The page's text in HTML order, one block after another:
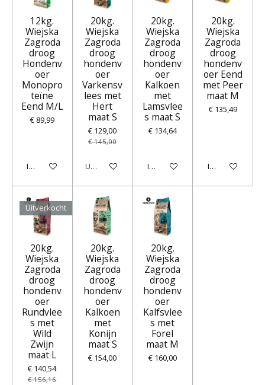
12kg.
Wiejska
Zagroda
droog
Hondenv
oer
Monopro
teïne
Eend M/L
€ 89,99
In winkelwagen
20kg.
Wiejska
Zagroda
droog
hondenv
oer
Varkensv
lees met
Hert
maat S
€ 129,00
€ 145,00
Uitverkocht
20kg.
Wiejska
Zagroda
droog
hondenv
oer
Kalkoen
met
Lamsvlee
s maat S
€ 134,64
In winkelwagen
20kg.
Wiejska
Zagroda
droog
hondenv
oer Eend
met Peer
maat M
€ 135,49
In winkelwagen
Uitverkocht
20kg.
Wiejska
Zagroda
droog
hondenv
oer
Rundvlee
s met
Wild
Zwijn
maat L
€ 140,54
€ 156,16
20kg.
Wiejska
Zagroda
droog
hondenv
oer
Kalkoen
met
Konijn
maat S
€ 154,00
20kg.
Wiejska
Zagroda
droog
hondenv
oer
Kalfsvlee
s met
Forel
maat M
€ 160,00